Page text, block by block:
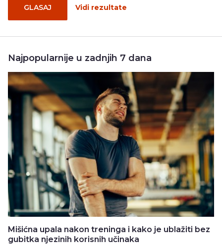
GLASAJ Vidi rezultate
Najpopularnije u zadnjih 7 dana
Mišićna upala nakon treninga i kako je ublažiti bez
gubitka njezinih korisnih učinaka